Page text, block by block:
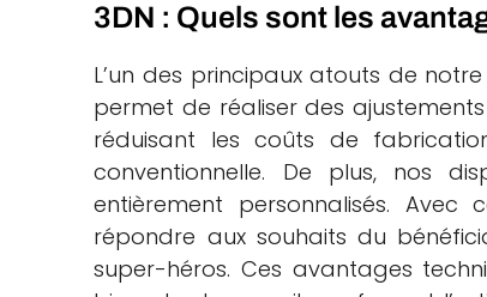
3DN : Quels sont les
L’un des principaux atouts de
permet de réaliser des
réduisant les coûts de
conventionnelle. De plus, nos
entièrement personnalisés.
répondre aux souhaits du
super-héros. Ces avantages